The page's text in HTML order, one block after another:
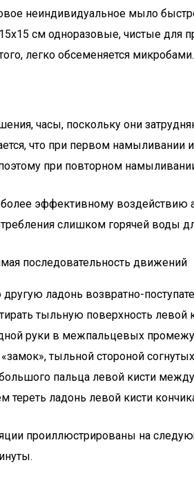
неиндивидуальное мыло
см одноразовые, чистые для
легко обсеменяется микробами.
часы, поскольку они
что при первом
при повторном
более эффективному воздействию
слишком горячей воды
последовательность движений
другую ладонь возвратно-
тыльную поверхность левой
руки в межпальцевых
тыльной стороной
пальца левой кисти
ладонь левой кисти
проиллюстрированы на